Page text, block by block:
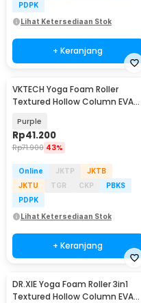
PDPK
Lihat Ketersediaan Stok
+ Keranjang
VKTECH Yoga Foam Roller
Textured Hollow Column EVA
Purple
Rp41.200
Rp71.900 43%
Online JKTP
JKTB
JKTU
TGR CKP
PBKS
PDPK
Lihat Ketersediaan Stok
+ Keranjang
DR.XIE Yoga Foam Roller 3in1
Textured Hollow Column EVA